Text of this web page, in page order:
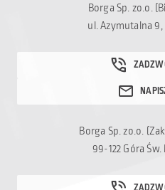
Borga Sp. zo.o.
ul. Azymutalna
Borga Sp. zo.o.
99-122 Góra